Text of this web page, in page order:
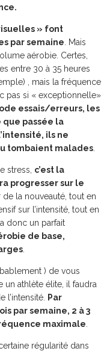
» font
par semaine . Mais
aérobie. Certes,
entre 30 à 35 heures
, mais la fréquence
pas si « exceptionnelle»
essais/erreurs, les
que passée la
ils ne
tombaient malades
stress, c’est la
progresser sur le
de la nouveauté, tout en
sur l’intensité, tout en
donc un parfait
de base,
) de vous
athlète élite, il faudra
Par
par semaine, 2 à 3
maximale
régularité dans